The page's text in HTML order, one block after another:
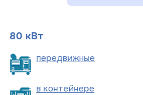
80 кВт
передвижные
в контейнере